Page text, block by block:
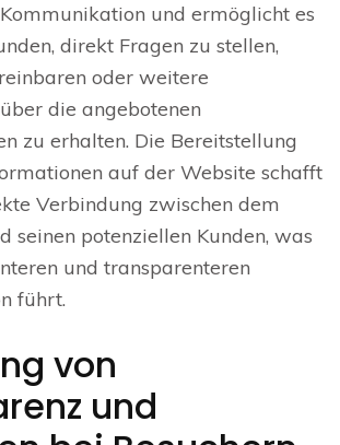
und ermöglicht es
direkt Fragen zu stellen,
oder weitere
die angebotenen
zu erhalten. Die Bereitstellung
auf der Website schafft
Verbindung zwischen dem
seinen potenziellen Kunden, was
und transparenteren
führt.
von
und